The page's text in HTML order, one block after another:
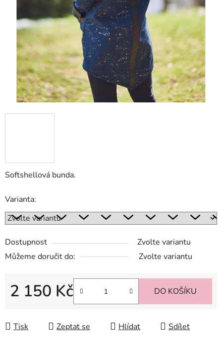
Softshellová bunda.
Varianta:
Dostupnost
Zvolte variantu
Můžeme doručit do:
Zvolte variantu
2 150 Kč DO KOŠÍKU
Tisk Zeptat se Hlídat Sdílet